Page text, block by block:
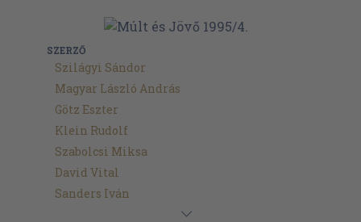
SZERZŐ
Szilágyi Sándor
Magyar László András
Götz Eszter
Klein Rudolf
Szabolcsi Miksa
David Vital
Sanders Iván